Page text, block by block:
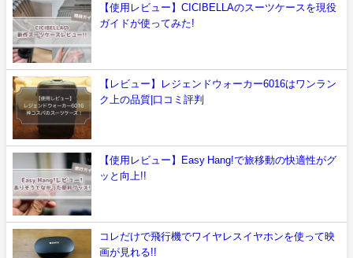
【使用レビュー】CICIBELLAのスーツケースを現役
ガイドが使ってみた!
【レビュー】レジェンドウォーカー6016はワンラン
ク上の品質|口コミ評判
【使用レビュー】Easy Hang!で旅移動の快適性がグ
ッと向上!!
コレだけで飛行機でワイヤレスイヤホンを使って映
画が見れる!!